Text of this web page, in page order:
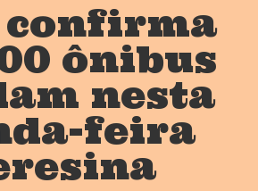
confirma
ônibus
nesta
feira